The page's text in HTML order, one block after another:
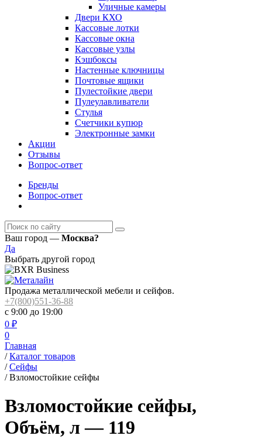
Уличные камеры
Двери КХО
Кассовые лотки
Кассовые окна
Кассовые узлы
Кэшбоксы
Настенные ключницы
Почтовые ящики
Пулестойкие двери
Пулеулавливатели
Стулья
Счетчики купюр
Электронные замки
Акции
Отзывы
Вопрос-ответ
Бренды
Вопрос-ответ
Ваш город — Москва?
Да
Выбрать другой город
Продажа металлической мебели и сейфов.
+7(800)551-36-88
с 9:00 до 19:00
0 ₽
0
Главная
/ Каталог товаров
/ Сейфы
/ Взломостойкие сейфы
Взломостойкие сейфы,
Объём, л — 119